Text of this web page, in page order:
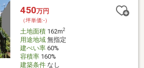
450万円
（坪単価:-）
土地面積162m2
用途地域無指定
建ぺい率60%
容積率160%
建築条件なし